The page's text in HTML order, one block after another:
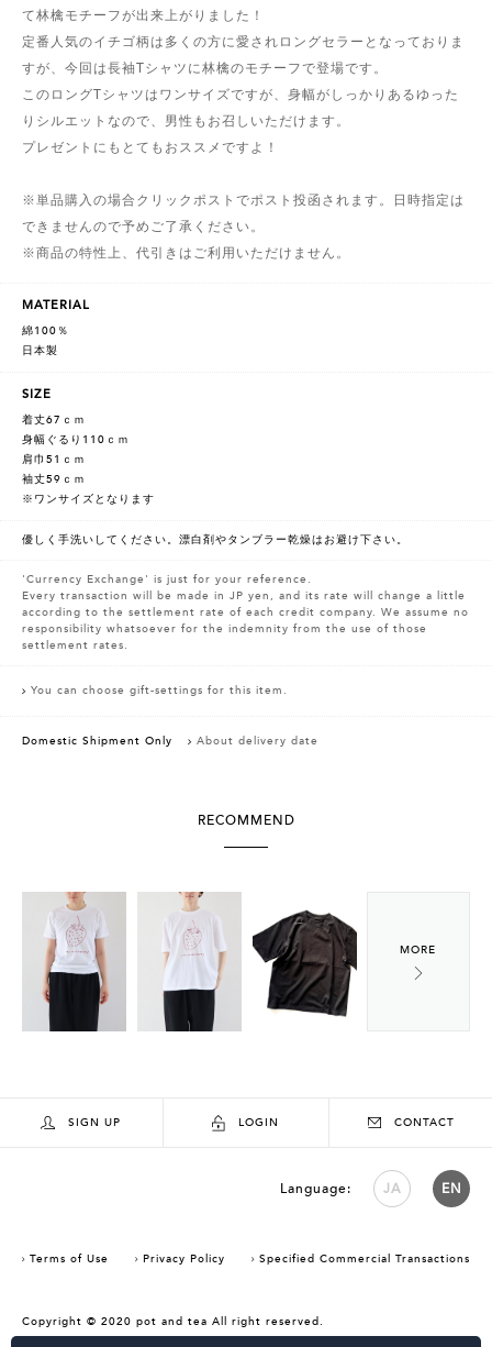
て林檎モチーフが出来上がりました！
定番人気のイチゴ柄は多くの方に愛されロングセラーとなっておりま
すが、今回は長袖Tシャツに林檎のモチーフで登場です。
このロングTシャツはワンサイズですが、身幅がしっかりあるゆった
りシルエットなので、男性もお召しいただけます。
プレゼントにもとてもおススメですよ！
※単品購入の場合クリックポストでポスト投函されます。日時指定は
できませんので予めご了承ください。
※商品の特性上、代引きはご利用いただけません。
MATERIAL
綿100％
日本製
SIZE
着丈67ｃｍ
身幅ぐるり110ｃｍ
肩巾51ｃｍ
袖丈59ｃｍ
※ワンサイズとなります
優しく手洗いしてください。漂白剤やタンブラー乾燥はお避け下さい。
'Currency Exchange' is just for your reference.
Every transaction will be made in JP yen, and its rate will change a little
according to the settlement rate of each credit company. We assume no
responsibility whatsoever for the indemnity from the use of those
settlement rates.
You can choose gift-settings for this item.
Domestic Shipment Only About delivery date
RECOMMEND
SIGN UP LOGIN CONTACT
Language: JA EN
Terms of Use Privacy Policy Specified Commercial Transactions
Copyright © 2020 pot and tea All right reserved.